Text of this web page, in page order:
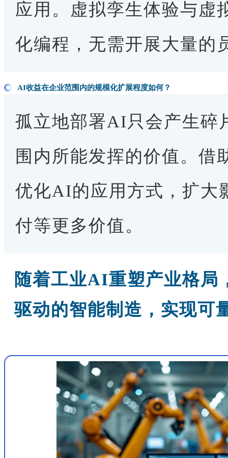
应用。虚拟孪生体验与虚
化编程，无需开展大量的
AI收益在企业范围内的规模化扩展程度如何？
孤立地部署AI只会产生碎
围内所能发挥的价值。借
优化AI的应用方式，扩大
付等更多价值。
随着工业AI重塑产业格局
驱动的智能制造，实现可